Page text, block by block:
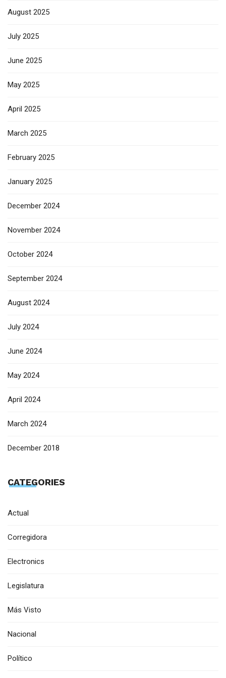
August 2025
July 2025
June 2025
May 2025
April 2025
March 2025
February 2025
January 2025
December 2024
November 2024
October 2024
September 2024
August 2024
July 2024
June 2024
May 2024
April 2024
March 2024
December 2018
CATEGORIES
Actual
Corregidora
Electronics
Legislatura
Más Visto
Nacional
Político